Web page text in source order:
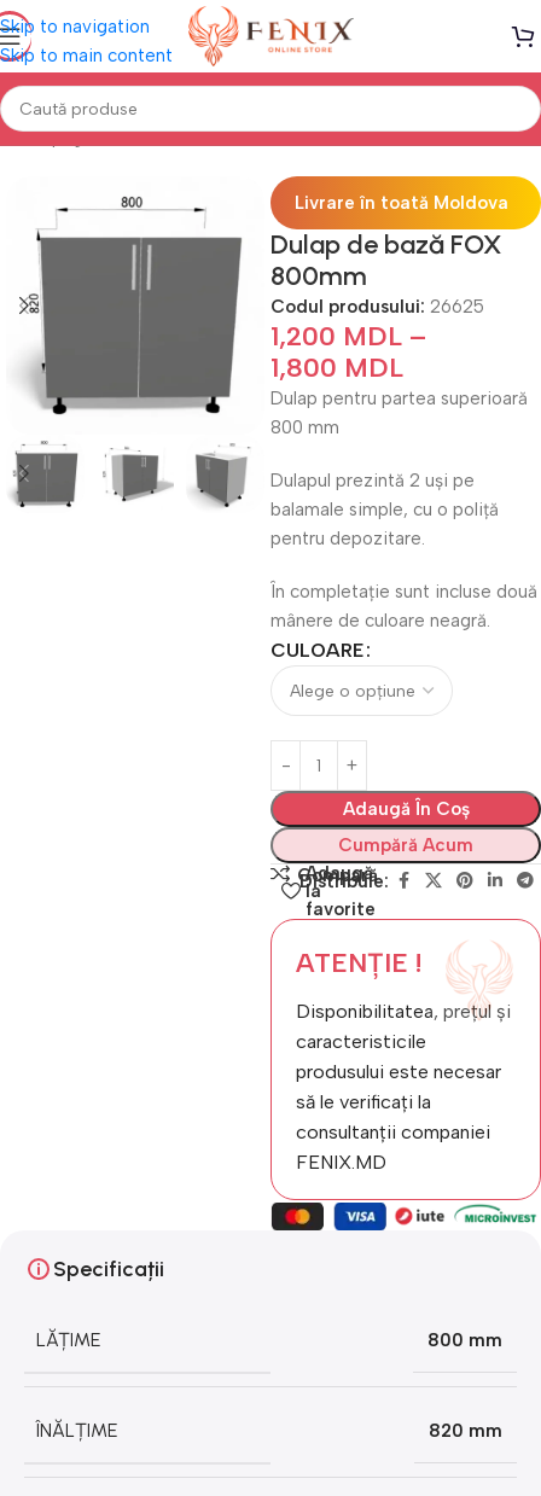
Skip to navigation
Skip to main content
Prima pagină Mobilă BUCĂTĂRIE Bucătării modulare
Livrare în toată Moldova
Dulap de bază FOX
800mm
Codul produsului: 26625
1,200 MDL –
1,800 MDL
Dulap pentru partea superioară
800 mm
Dulapul prezintă 2 uși pe
balamale simple, cu o poliță
pentru depozitare.
În completație sunt incluse două
mânere de culoare neagră.
CULOARE
Adaugă În Coș
Cumpără Acum
Compară
Adaugă
la
favorite
Distribuie:
ATENȚIE !
Disponibilitatea, prețul și
caracteristicile
produsului este necesar
să le verificați la
consultanții companiei
FENIX.MD
Specificații
LĂȚIME 800 mm
ÎNĂLȚIME 820 mm